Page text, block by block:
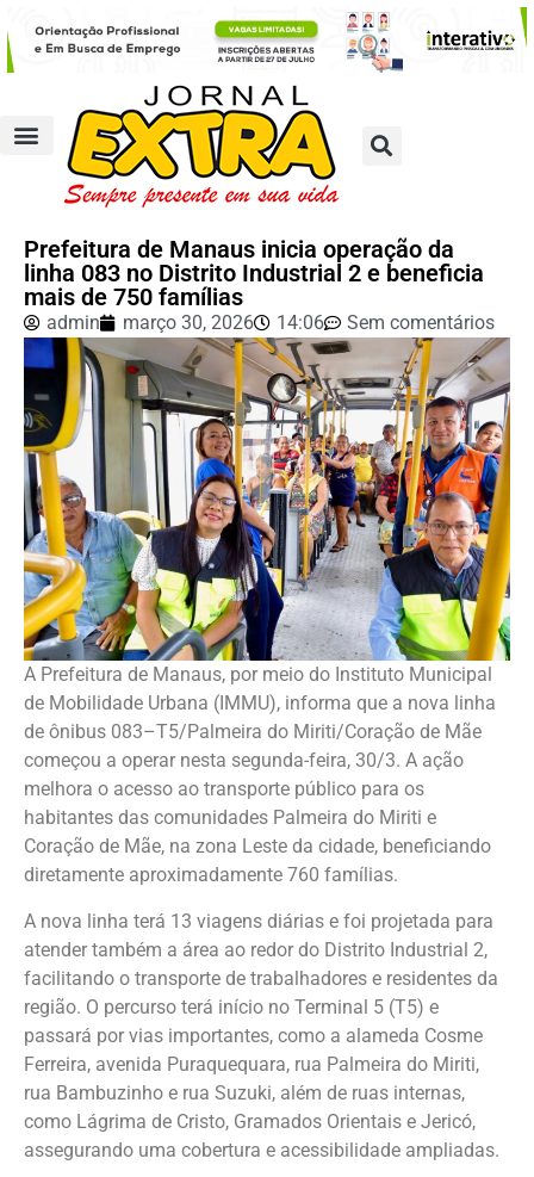
Prefeitura de Manaus inicia operação da
linha 083 no Distrito Industrial 2 e beneficia
mais de 750 famílias
admin março 30, 2026 14:06 Sem comentários
A Prefeitura de Manaus, por meio do Instituto Municipal
de Mobilidade Urbana (IMMU), informa que a nova linha
de ônibus 083–T5/Palmeira do Miriti/Coração de Mãe
começou a operar nesta segunda-feira, 30/3. A ação
melhora o acesso ao transporte público para os
habitantes das comunidades Palmeira do Miriti e
Coração de Mãe, na zona Leste da cidade, beneficiando
diretamente aproximadamente 760 famílias.
A nova linha terá 13 viagens diárias e foi projetada para
atender também a área ao redor do Distrito Industrial 2,
facilitando o transporte de trabalhadores e residentes da
região. O percurso terá início no Terminal 5 (T5) e
passará por vias importantes, como a alameda Cosme
Ferreira, avenida Puraquequara, rua Palmeira do Miriti,
rua Bambuzinho e rua Suzuki, além de ruas internas,
como Lágrima de Cristo, Gramados Orientais e Jericó,
assegurando uma cobertura e acessibilidade ampliadas.